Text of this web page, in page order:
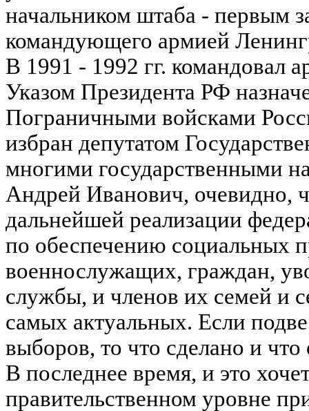
начальником штаба - первым
командующего армией
В 1991 - 1992 гг. командовал
Указом Президента РФ
Пограничными войсками
избран депутатом
многими государственными
Андрей Иванович, очевидно,
дальнейшей реализации
по обеспечению социальных
военнослужащих, граждан,
службы, и членов их семей и
самых актуальных. Если
выборов, то что сделано и что
В последнее время, и это
правительственном уровне